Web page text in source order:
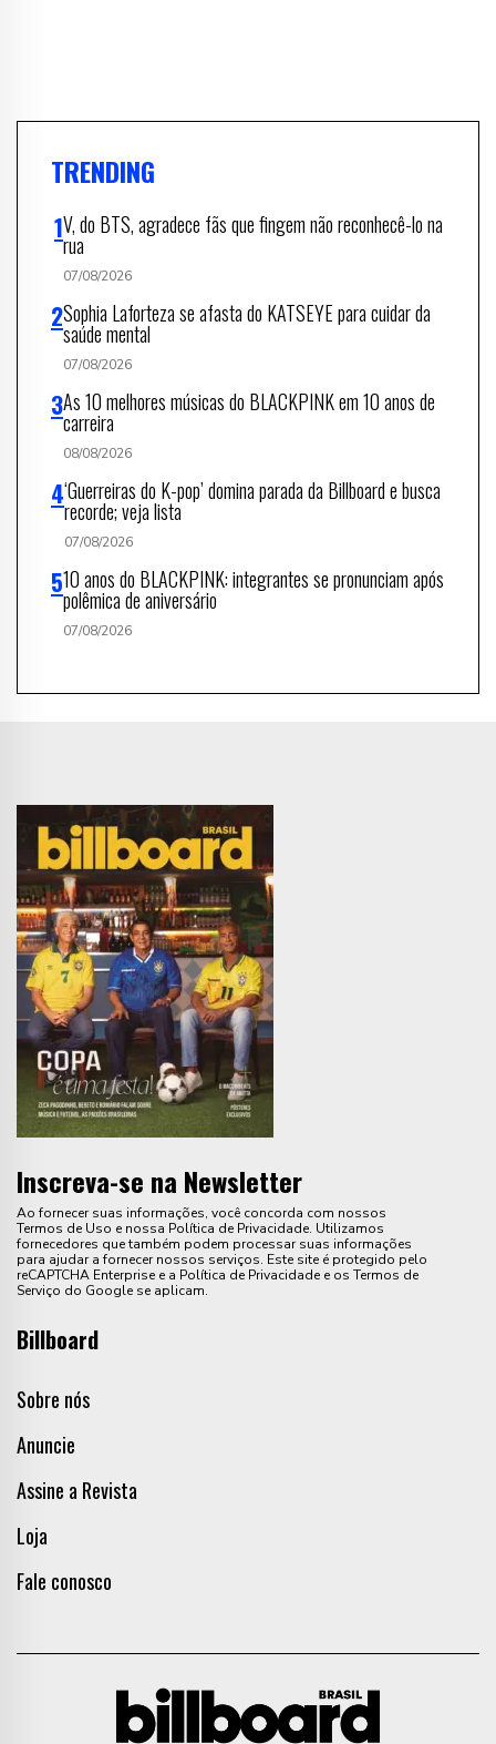
TRENDING
V, do BTS, agradece fãs que fingem não reconhecê-lo na
rua
07/08/2026
Sophia Laforteza se afasta do KATSEYE para cuidar da
saúde mental
07/08/2026
As 10 melhores músicas do BLACKPINK em 10 anos de
carreira
08/08/2026
‘Guerreiras do K-pop’ domina parada da Billboard e busca
recorde; veja lista
07/08/2026
10 anos do BLACKPINK: integrantes se pronunciam após
polêmica de aniversário
07/08/2026
Inscreva-se na Newsletter
Ao fornecer suas informações, você concorda com nossos
Termos de Uso e nossa Política de Privacidade. Utilizamos
fornecedores que também podem processar suas informações
para ajudar a fornecer nossos serviços. Este site é protegido pelo
reCAPTCHA Enterprise e a Política de Privacidade e os Termos de
Serviço do Google se aplicam.
Billboard
Sobre nós
Anuncie
Assine a Revista
Loja
Fale conosco